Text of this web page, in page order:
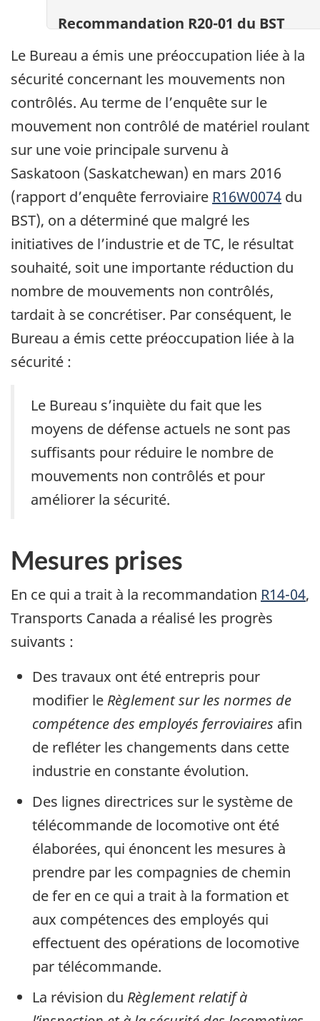
Recommandation R20-01 du BST
Le Bureau a émis une préoccupation liée à la
sécurité concernant les mouvements non
contrôlés. Au terme de l’enquête sur le
mouvement non contrôlé de matériel roulant
sur une voie principale survenu à
Saskatoon (Saskatchewan) en mars 2016
(rapport d’enquête ferroviaire R16W0074 du
BST), on a déterminé que malgré les
initiatives de l’industrie et de TC, le résultat
souhaité, soit une importante réduction du
nombre de mouvements non contrôlés,
tardait à se concrétiser. Par conséquent, le
Bureau a émis cette préoccupation liée à la
sécurité :
Le Bureau s’inquiète du fait que les
moyens de défense actuels ne sont pas
suffisants pour réduire le nombre de
mouvements non contrôlés et pour
améliorer la sécurité.
Mesures prises
En ce qui a trait à la recommandation R14-04,
Transports Canada a réalisé les progrès
suivants :
Des travaux ont été entrepris pour
modifier le Règlement sur les normes de
compétence des employés ferroviaires afin
de refléter les changements dans cette
industrie en constante évolution.
Des lignes directrices sur le système de
télécommande de locomotive ont été
élaborées, qui énoncent les mesures à
prendre par les compagnies de chemin
de fer en ce qui a trait à la formation et
aux compétences des employés qui
effectuent des opérations de locomotive
par télécommande.
La révision du Règlement relatif à